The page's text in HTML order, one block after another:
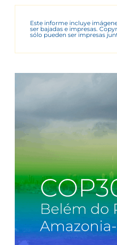
Este informe incluye
ser bajadas e impresas.
sólo pueden ser impresas